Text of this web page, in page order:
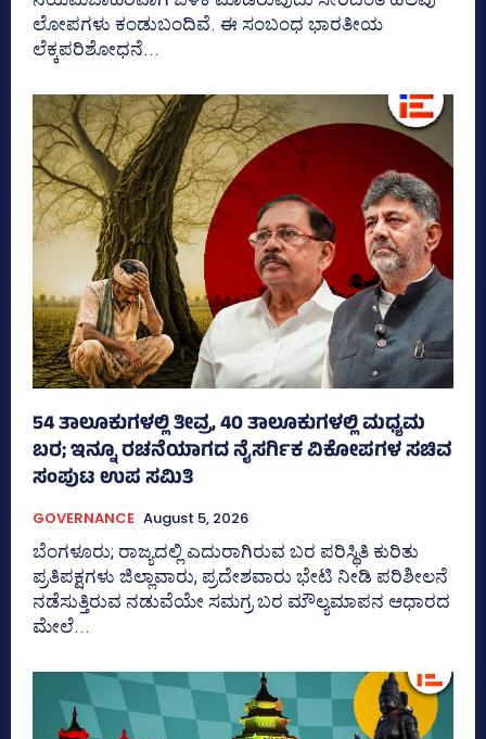
ಲೋಪಗಳು ಕಂಡುಬಂದಿವೆ. ಈ ಸಂಬಂಧ ಭಾರತೀಯ
ಲೆಕ್ಕಪರಿಶೋಧನೆ...
54 ತಾಲೂಕುಗಳಲ್ಲಿ ತೀವ್ರ, 40 ತಾಲೂಕುಗಳಲ್ಲಿ ಮಧ್ಯಮ
ಬರ; ಇನ್ನೂ ರಚನೆಯಾಗದ ನೈಸರ್ಗಿಕ ವಿಕೋಪಗಳ ಸಚಿವ
ಸಂಪುಟ ಉಪ ಸಮಿತಿ
GOVERNANCE August 5, 2026
ಬೆಂಗಳೂರು; ರಾಜ್ಯದಲ್ಲಿ ಎದುರಾಗಿರುವ ಬರ ಪರಿಸ್ಥಿತಿ ಕುರಿತು
ಪ್ರತಿಪಕ್ಷಗಳು ಜಿಲ್ಲಾವಾರು, ಪ್ರದೇಶವಾರು ಭೇಟಿ ನೀಡಿ ಪರಿಶೀಲನೆ
ನಡೆಸುತ್ತಿರುವ ನಡುವೆಯೇ ಸಮಗ್ರ ಬರ ಮೌಲ್ಯಮಾಪನ ಆಧಾರದ
ಮೇಲೆ...